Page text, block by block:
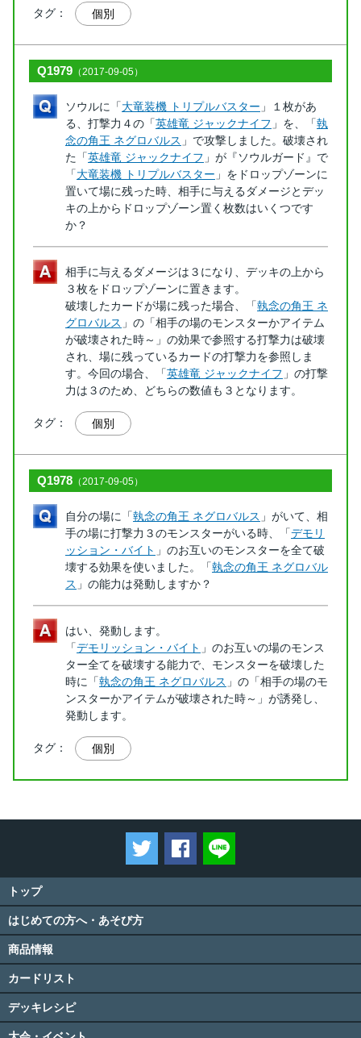
タグ： 個別
Q1979 （2017-09-05）
ソウルに「大竜装機 トリプルバスター 」１枚があ
る、打撃力４の「英雄竜 ジャックナイフ 」を、「執
念の角王 ネグロバルス 」で攻撃しました。破壊され
た「英雄竜 ジャックナイフ 」が『ソウルガード』で
「大竜装機 トリプルバスター 」をドロップゾーンに
置いて場に残った時、相手に与えるダメージとデッ
キの上からドロップゾーン置く枚数はいくつです
か？
相手に与えるダメージは３になり、デッキの上から
３枚をドロップゾーンに置きます。
破壊したカードが場に残った場合、「執念の角王 ネ
グロバルス 」の「相手の場のモンスターかアイテム
が破壊された時～」の効果で参照する打撃力は破壊
され、場に残っているカードの打撃力を参照しま
す。今回の場合、「英雄竜 ジャックナイフ 」の打撃
力は３のため、どちらの数値も３となります。
タグ： 個別
Q1978 （2017-09-05）
自分の場に「執念の角王 ネグロバルス 」がいて、相
手の場に打撃力３のモンスターがいる時、「デモリ
ッション・バイト 」のお互いのモンスターを全て破
壊する効果を使いました。「執念の角王 ネグロバル
ス 」の能力は発動しますか？
はい、発動します。
「デモリッション・バイト 」のお互いの場のモンス
ター全てを破壊する能力で、モンスターを破壊した
時に「執念の角王 ネグロバルス 」の「相手の場のモ
ンスターかアイテムが破壊された時～」が誘発し、
発動します。
タグ： 個別
ツイートするFacebookでシェアする
トップ
はじめての方へ・あそび方
商品情報
カードリスト
デッキレシピ